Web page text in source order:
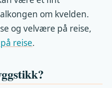
om kvelden.
og velvære på reise,
reise.